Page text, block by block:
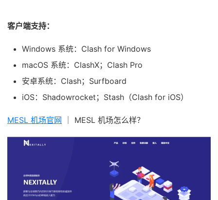
客户端支持：
Windows 系统：Clash for Windows
macOS 系统：ClashX；Clash Pro
安卓系统：Clash；Surfboard
iOS：Shadowrocket；Stash（Clash for iOS）
MESL 机场官网 ｜ MESL 机场怎么样？